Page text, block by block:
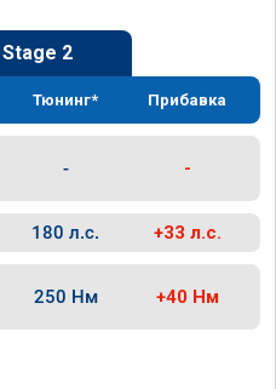
Stage 2
Тюнинг* Прибавка
- -
180 л.с. +33 л.с.
250 Нм +40 Нм